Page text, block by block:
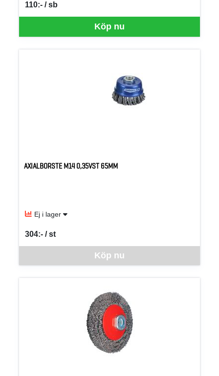
Köp nu
110:- / sb
SEK per SB
AXIALBORSTE M14 0,35VST 65MM
Ej i lager
Köp nu
304:- / st
SEK per ST